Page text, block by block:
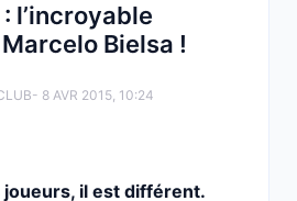
: l’incroyable
Bielsa !
- 8 AVR 2015, 10:24
joueurs, il est différent.